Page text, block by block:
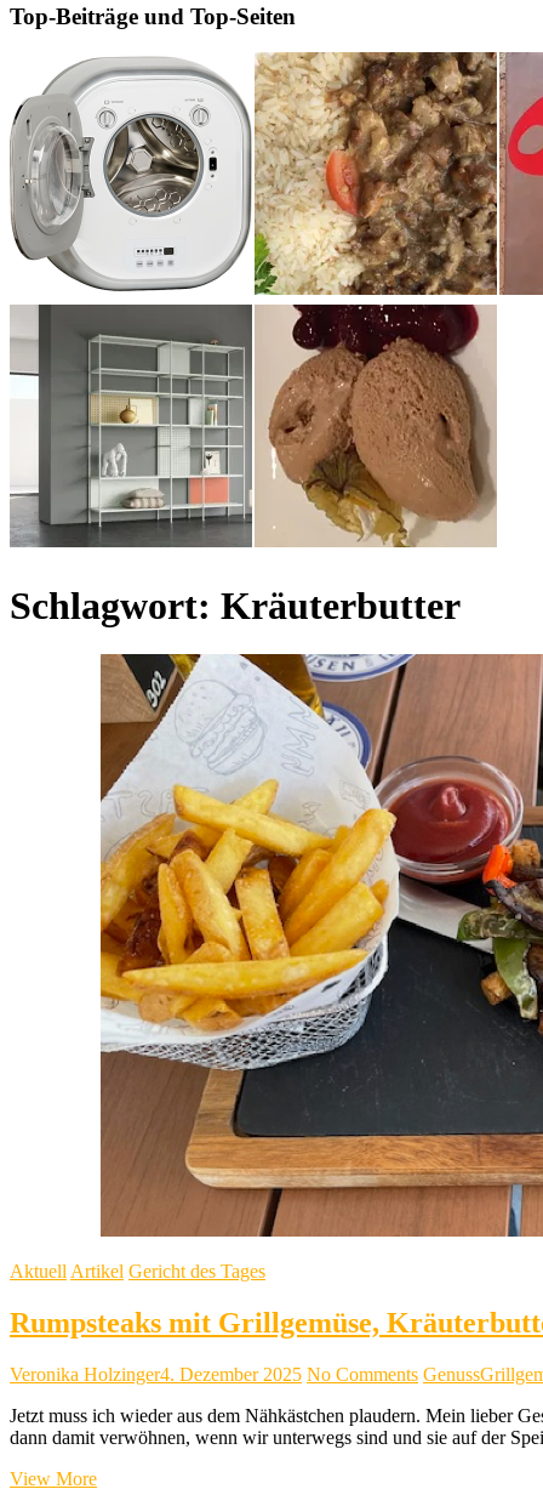
Top-Beiträge und Top-Seiten
Schlagwort: Kräuterbutter
Aktuell Artikel Gericht des Tages
Rumpsteaks mit Grillgemüse,
Veronika Holzinger4. Dezember 2025 No Comments Genuss
Jetzt muss ich wieder aus dem Nähkästchen plaudern. Mein lieber
dann damit verwöhnen, wenn wir unterwegs sind und sie auf der
View MoreRumpsteaks